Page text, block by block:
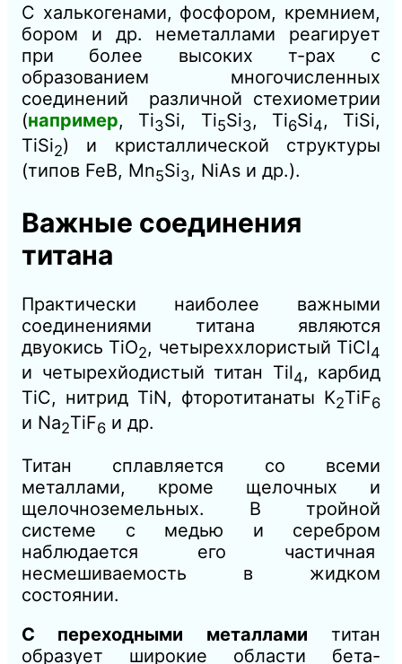
С халькогенами, фосфором, кремнием,
бором и др. неметаллами реагирует
при более высоких т-рах с
образованием многочисленных
соединений различной стехиометрии
(например, Ti3Si, Ti5Si3, Ti6Si4, TiSi,
TiSi2) и кристаллической структуры
(типов FeB, Mn5Si3, NiAs и др.).
Важные соединения
титана
Практически наиболее важными
соединениями титана являются
двуокись ТiO2, четыреххлористый TiCl4
и четырехйодистый титан Til4, карбид
TiC, нитрид TiN, фторотитанаты K2TiF6
и Na2TiF6 и др.
Титан сплавляется со всеми
металлами, кроме щелочных и
щелочноземельных. В тройной
системе с медью и серебром
наблюдается его частичная
несмешиваемость в жидком
состоянии.
С переходными металлами титан
образует широкие области бета-